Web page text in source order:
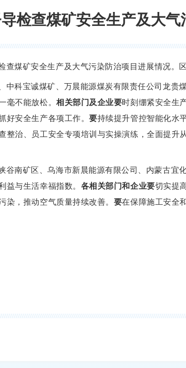
检查煤矿安全生产及大
查煤矿安全生产及大气污染防治项目进展情况。
中科宝诚煤矿、万晨能源煤炭有限责任公司龙贵
毫不能放松。相关部门及企业要时刻绷紧安全生
好安全生产各项工作。要持续提升管控智能化水
整治、员工安全专项培训与实操演练，全面提
谷南矿区、乌海市新晨能源有限公司、内蒙古宜
益与生活幸福指数。 各相关部门和企业要切实提
染，推动空气质量持续改善。 要在保障施工安全